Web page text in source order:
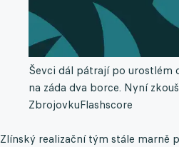
Ševci dál pátrají po urostlém
na záda dva borce. Nyní
ZbrojovkuFlashscore
Zlínský realizační tým stále marně